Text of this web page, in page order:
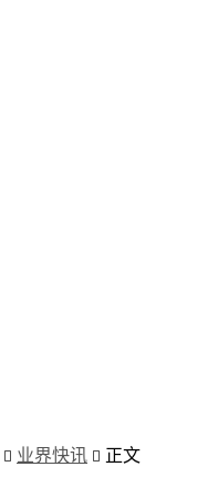
 业界快讯  正文